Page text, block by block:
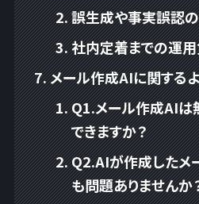
誤生成や事実誤認
社内定着までの運
メール作成AIに関する
Q1.メール作成AIは
できますか？
Q2.AIが作成したメ
も問題ありませんか